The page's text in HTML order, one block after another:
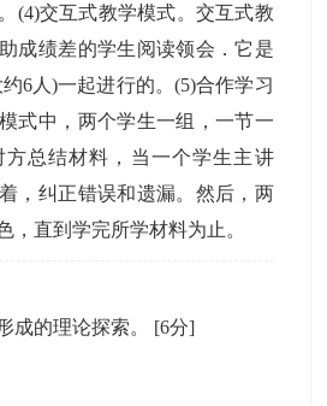
(4)交互式教学模式。交互式教
成绩差的学生阅读领会．它是
6人)一起进行的。(5)合作学习
式中，两个学生一组，一节一
总结材料，当一个学生主讲
，纠正错误和遗漏。然后，两
，直到学完所学材料为止。
成的理论探索。 [6分]